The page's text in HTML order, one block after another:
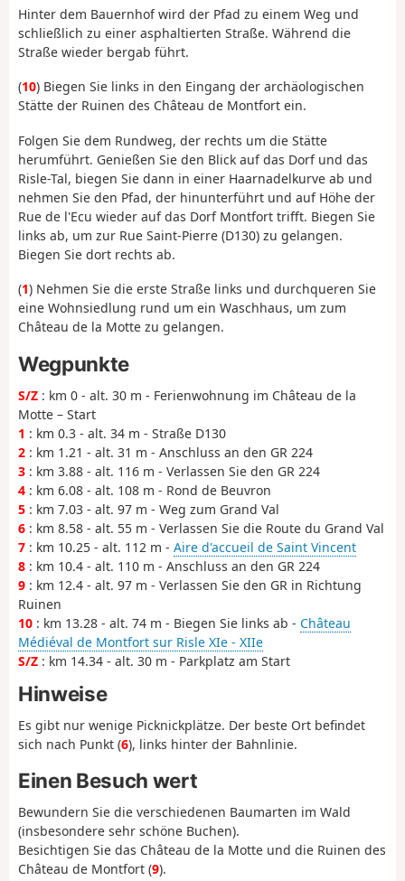
Hinter dem Bauernhof wird der Pfad zu einem Weg und
schließlich zu einer asphaltierten Straße. Während die
Straße wieder bergab führt.
(10) Biegen Sie links in den Eingang der archäologischen
Stätte der Ruinen des Château de Montfort ein.
Folgen Sie dem Rundweg, der rechts um die Stätte
herumführt. Genießen Sie den Blick auf das Dorf und das
Risle-Tal, biegen Sie dann in einer Haarnadelkurve ab und
nehmen Sie den Pfad, der hinunterführt und auf Höhe der
Rue de l'Ecu wieder auf das Dorf Montfort trifft. Biegen Sie
links ab, um zur Rue Saint-Pierre (D130) zu gelangen.
Biegen Sie dort rechts ab.
(1) Nehmen Sie die erste Straße links und durchqueren Sie
eine Wohnsiedlung rund um ein Waschhaus, um zum
Château de la Motte zu gelangen.
Wegpunkte
S/Z : km 0 - alt. 30 m - Ferienwohnung im Château de la
Motte – Start
1 : km 0.3 - alt. 34 m - Straße D130
2 : km 1.21 - alt. 31 m - Anschluss an den GR 224
3 : km 3.88 - alt. 116 m - Verlassen Sie den GR 224
4 : km 6.08 - alt. 108 m - Rond de Beuvron
5 : km 7.03 - alt. 97 m - Weg zum Grand Val
6 : km 8.58 - alt. 55 m - Verlassen Sie die Route du Grand Val
7 : km 10.25 - alt. 112 m - Aire d'accueil de Saint Vincent
8 : km 10.4 - alt. 110 m - Anschluss an den GR 224
9 : km 12.4 - alt. 97 m - Verlassen Sie den GR in Richtung
Ruinen
10 : km 13.28 - alt. 74 m - Biegen Sie links ab - Château
Médiéval de Montfort sur Risle XIe - XIIe
S/Z : km 14.34 - alt. 30 m - Parkplatz am Start
Hinweise
Es gibt nur wenige Picknickplätze. Der beste Ort befindet
sich nach Punkt (6), links hinter der Bahnlinie.
Einen Besuch wert
Bewundern Sie die verschiedenen Baumarten im Wald
(insbesondere sehr schöne Buchen).
Besichtigen Sie das Château de la Motte und die Ruinen des
Château de Montfort (9).